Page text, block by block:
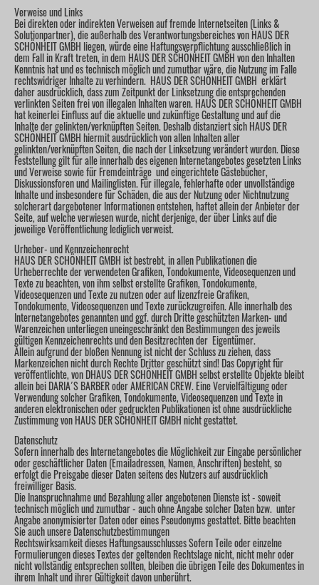
Verweise und Links
Bei direkten oder indirekten Verweisen auf fremde Internetseiten (Links &
Solutionpartner), die außerhalb des Verantwortungsbereiches von HAUS DER
SCHÖNHEIT GMBH liegen, würde eine Haftungsverpflichtung ausschließlich in
dem Fall in Kraft treten, in dem HAUS DER SCHÖNHEIT GMBH von den Inhalten
Kenntnis hat und es technisch möglich und zumutbar wäre, die Nutzung im Falle
rechtswidriger Inhalte zu verhindern. HAUS DER SCHÖNHEIT GMBH erklärt
daher ausdrücklich, dass zum Zeitpunkt der Linksetzung die entsprechenden
verlinkten Seiten frei von illegalen Inhalten waren. HAUS DER SCHÖNHEIT GMBH
hat keinerlei Einfluss auf die aktuelle und zukünftige Gestaltung und auf die
Inhalte der gelinkten/verknüpften Seiten. Deshalb distanziert sich HAUS DER
SCHÖNHEIT GMBH hiermit ausdrücklich von allen Inhalten aller
gelinkten/verknüpften Seiten, die nach der Linksetzung verändert wurden. Diese
Feststellung gilt für alle innerhalb des eigenen Internetangebotes gesetzten Links
und Verweise sowie für Fremdeinträge und eingerichtete Gästebücher,
Diskussionsforen und Mailinglisten. Für illegale, fehlerhafte oder unvollständige
Inhalte und insbesondere für Schäden, die aus der Nutzung oder Nichtnutzung
solcherart dargebotener Informationen entstehen, haftet allein der Anbieter der
Seite, auf welche verwiesen wurde, nicht derjenige, der über Links auf die
jeweilige Veröffentlichung lediglich verweist.
Urheber- und Kennzeichenrecht
HAUS DER SCHÖNHEIT GMBH ist bestrebt, in allen Publikationen die
Urheberrechte der verwendeten Grafiken, Tondokumente, Videosequenzen und
Texte zu beachten, von ihm selbst erstellte Grafiken, Tondokumente,
Videosequenzen und Texte zu nutzen oder auf lizenzfreie Grafiken,
Tondokumente, Videosequenzen und Texte zurückzugreifen. Alle innerhalb des
Internetangebotes genannten und ggf. durch Dritte geschützten Marken- und
Warenzeichen unterliegen uneingeschränkt den Bestimmungen des jeweils
gültigen Kennzeichenrechts und den Besitzrechten der Eigentümer.
Allein aufgrund der bloßen Nennung ist nicht der Schluss zu ziehen, dass
Markenzeichen nicht durch Rechte Dritter geschützt sind! Das Copyright für
veröffentlichte, von DHAUS DER SCHÖNHEIT GMBH selbst erstellte Objekte bleibt
allein bei DARIA´S BARBER oder AMERICAN CREW. Eine Vervielfältigung oder
Verwendung solcher Grafiken, Tondokumente, Videosequenzen und Texte in
anderen elektronischen oder gedruckten Publikationen ist ohne ausdrückliche
Zustimmung von HAUS DER SCHÖNHEIT GMBH nicht gestattet.
Datenschutz
Sofern innerhalb des Internetangebotes die Möglichkeit zur Eingabe persönlicher
oder geschäftlicher Daten (Emailadressen, Namen, Anschriften) besteht, so
erfolgt die Preisgabe dieser Daten seitens des Nutzers auf ausdrücklich
freiwilliger Basis.
Die Inanspruchnahme und Bezahlung aller angebotenen Dienste ist - soweit
technisch möglich und zumutbar - auch ohne Angabe solcher Daten bzw. unter
Angabe anonymisierter Daten oder eines Pseudonyms gestattet. Bitte beachten
Sie auch unsere Datenschutzbestimmungen
Rechtswirksamkeit dieses Haftungsausschlusses Sofern Teile oder einzelne
Formulierungen dieses Textes der geltenden Rechtslage nicht, nicht mehr oder
nicht vollständig entsprechen sollten, bleiben die übrigen Teile des Dokumentes in
ihrem Inhalt und ihrer Gültigkeit davon unberührt.